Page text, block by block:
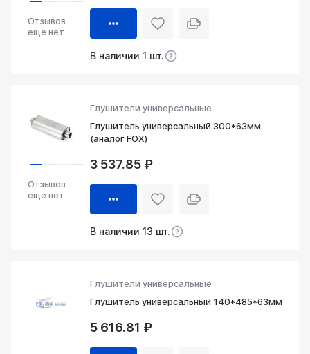
Отзывов
еще нет
В наличии 1 шт.
Глушители универсальные
Глушитель универсальный 300*63мм
(аналог FOX)
Отзывов
еще нет
3 537.85 ₽
В наличии 13 шт.
Глушители универсальные
Глушитель универсальный 140*485*63мм
5 616.81 ₽